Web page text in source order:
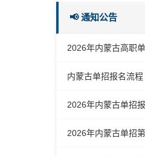
📢 通知公告
2026年内蒙古高职
内蒙古单招报名流程
2026年内蒙古单招
2026年内蒙古单招